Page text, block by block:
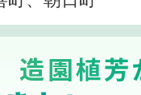
造園植芳